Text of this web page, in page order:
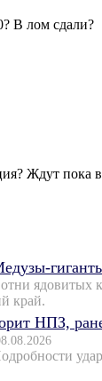
В лом сдали?
Ждут пока
ядовитых
край.
НПЗ,